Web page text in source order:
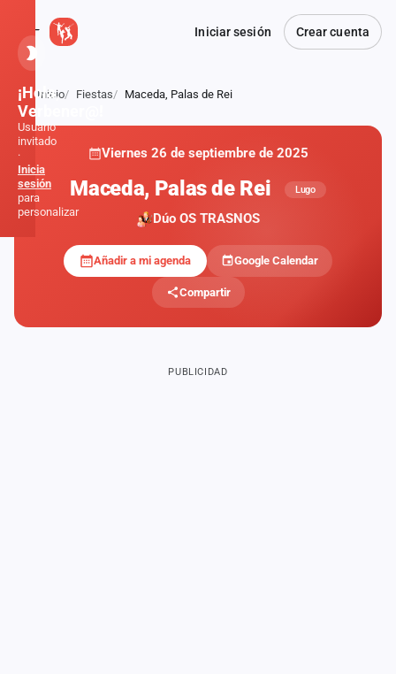
Iniciar sesión Crear cuenta
Atrás
Inicio Fiestas Maceda, Palas de Rei
Viernes 26 de septiembre de 2025
Maceda, Palas de Rei Lugo
Dúo OS TRASNOS
Añadir a mi agenda Google Calendar
Compartir
PUBLICIDAD
¡Hola,
Verbener@!
Usuario
invitado
·
Inicia
sesión
para
personalizar